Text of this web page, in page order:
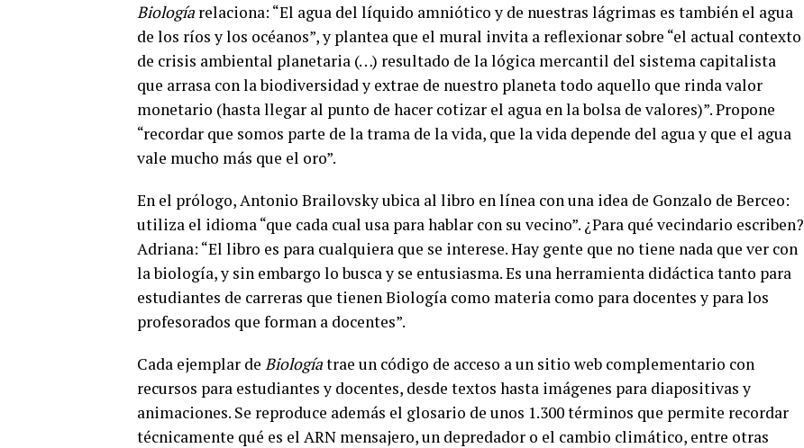
Biología relaciona: “El agua del líquido amniótico y de nuestras lágrimas es también el agua
de los ríos y los océanos”, y plantea que el mural invita a reflexionar sobre “el actual contexto
de crisis ambiental planetaria (…) resultado de la lógica mercantil del sistema capitalista
que arrasa con la biodiversidad y extrae de nuestro planeta todo aquello que rinda valor
monetario (hasta llegar al punto de hacer cotizar el agua en la bolsa de valores)”. Propone
“recordar que somos parte de la trama de la vida, que la vida depende del agua y que el agua
vale mucho más que el oro”.
En el prólogo, Antonio Brailovsky ubica al libro en línea con una idea de Gonzalo de Berceo:
utiliza el idioma “que cada cual usa para hablar con su vecino”. ¿Para qué vecindario escriben?
Adriana: “El libro es para cualquiera que se interese. Hay gente que no tiene nada que ver con
la biología, y sin embargo lo busca y se entusiasma. Es una herramienta didáctica tanto para
estudiantes de carreras que tienen Biología como materia como para docentes y para los
profesorados que forman a docentes”.
Cada ejemplar de Biologíatrae un código de acceso a un sitio web complementario con
recursos para estudiantes y docentes, desde textos hasta imágenes para diapositivas y
animaciones. Se reproduce además el glosario de unos 1.300 términos que permite recordar
técnicamente qué es el ARN mensajero, un depredador o el cambio climático, entre otras